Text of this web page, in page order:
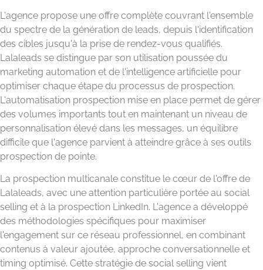
L'agence propose une offre complète couvrant l'ensemble
du spectre de la génération de leads, depuis l'identification
des cibles jusqu'à la prise de rendez-vous qualifiés.
Lalaleads se distingue par son utilisation poussée du
marketing automation et de l'intelligence artificielle pour
optimiser chaque étape du processus de prospection.
L'automatisation prospection mise en place permet de gérer
des volumes importants tout en maintenant un niveau de
personnalisation élevé dans les messages, un équilibre
difficile que l'agence parvient à atteindre grâce à ses outils
prospection de pointe.
La prospection multicanale constitue le cœur de l'offre de
Lalaleads, avec une attention particulière portée au social
selling et à la prospection LinkedIn. L'agence a développé
des méthodologies spécifiques pour maximiser
l'engagement sur ce réseau professionnel, en combinant
contenus à valeur ajoutée, approche conversationnelle et
timing optimisé. Cette stratégie de social selling vient